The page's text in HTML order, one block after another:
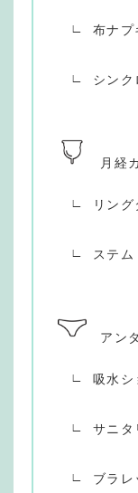
布ナプ
シンク
月経
リング
ステム
アン
吸水シ
サニタ
ブラレ